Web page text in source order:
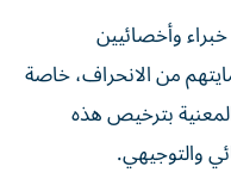
وأخصائيين
من الانحراف، خاصة
بترخيص هذه
والتوجيهي.